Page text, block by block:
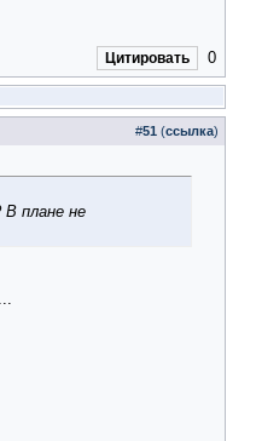
Цитировать 0
#51 (ссылка)
плане не